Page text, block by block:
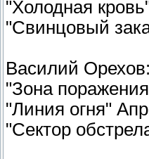
"Холодная
"Свинцовый
Василий Орехов:
"Зона
"Линия огня"
"Сектор